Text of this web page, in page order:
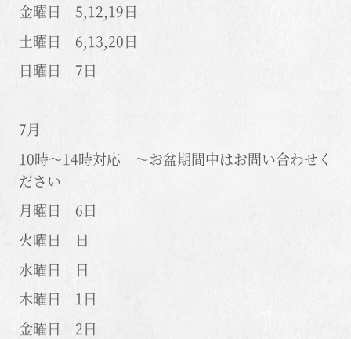
金曜日 5,12,19日
土曜日 6,13,20日
日曜日 7日
7月
10時～14時対応 ～お盆期間中はお問い合わせく
ださい
月曜日 6日
火曜日 日
水曜日 日
木曜日 1日
金曜日 2日